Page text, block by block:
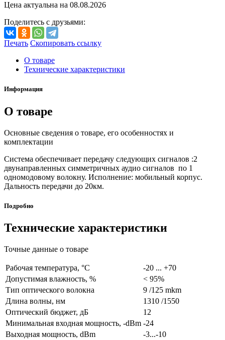
Цена актуальна на 08.08.2026
Поделитесь с друзьями:
Печать Скопировать ссылку
О товаре
Технические характеристики
Информация
О товаре
Основные сведения о товаре, его особенностях и
комплектации
Система обеспечивает передачу следующих сигналов :2
двунаправленных симметричных аудио сигналов по 1
одномодовому волокну. Исполнение: мобильный корпус.
Дальность передачи до 20км.
Подробно
Технические характеристики
Точные данные о товаре
Рабочая температура, °C
-20 ... +70
Допустимая влажность, %
< 95%
Тип оптического волокна
9 /125 mkm
Длина волны, нм
1310 /1550
Оптический бюджет, дБ
12
Минимальная входная мощность, -dBm -24
Выходная мощность, dBm
-3...-10